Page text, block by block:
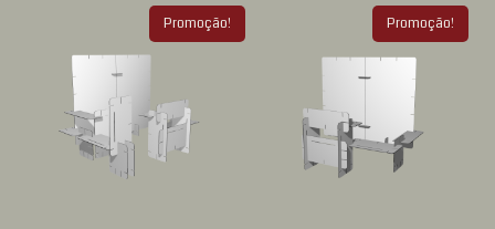
Promoção! Promoção!